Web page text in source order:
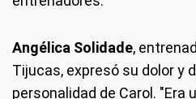
Angélica Solidade,
Tijucas, expresó su dolor y
personalidad de Carol. "Era